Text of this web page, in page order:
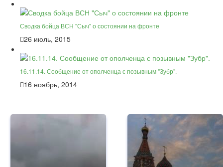
Сводка бойца ВСН "Сыч" о состоянии на фронте
26 июль, 2015
16.11.14. Сообщение от ополченца с позывным "Зубр".
16 ноябрь, 2014